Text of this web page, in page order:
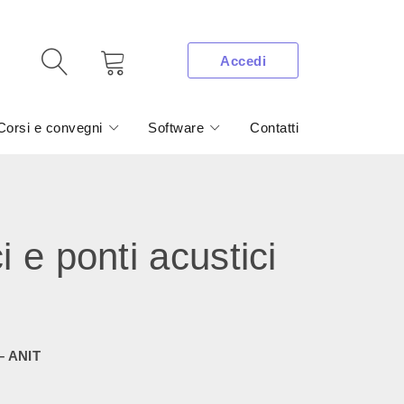
Accedi
e convegni Software Contatti
e ponti acustici
ANIT